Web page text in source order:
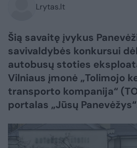
Lrytas.lt
Šią savaitę įvykus
savivaldybės konkursui
autobusų stoties
Vilniaus įmonė „Tolimojo
transporto kompanija“
portalas „Jūsų